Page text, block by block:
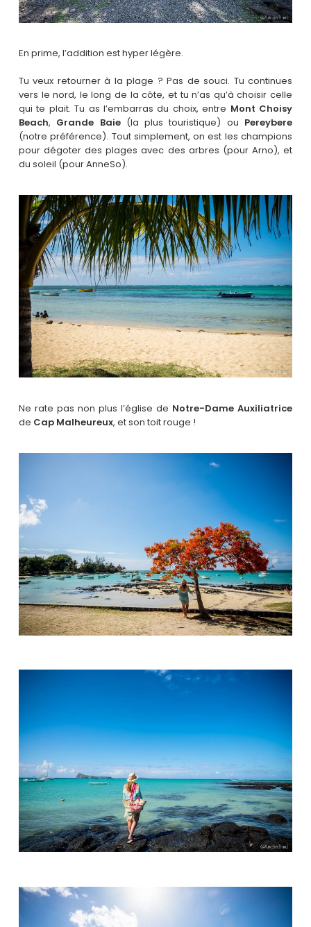
En prime, l’addition est hyper légère.
Tu veux retourner à la plage ? Pas de souci. Tu continues
vers le nord, le long de la côte, et tu n’as qu’à choisir celle
qui te plait. Tu as l’embarras du choix, entre Mont Choisy
Beach, Grande Baie(la plus touristique) ou Pereybere
(notre préférence). Tout simplement, on est les champions
pour dégoter des plages avec des arbres (pour Arno), et
du soleil (pour AnneSo).
Ne rate pas non plus l’église de Notre-Dame Auxiliatrice
de Cap Malheureux, et son toit rouge !